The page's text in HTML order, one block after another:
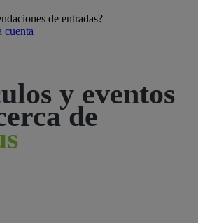
de entradas?
cuenta
y eventos
de